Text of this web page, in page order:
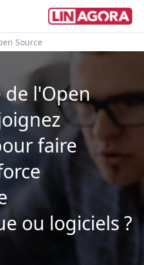
Source
de l'Open
faire
ou logiciels ?